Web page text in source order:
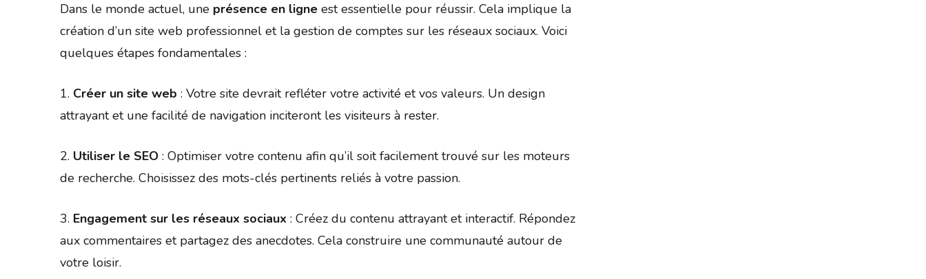
Dans le monde actuel, une présence en ligne est essentielle pour réussir. Cela implique la
création d’un site web professionnel et la gestion de comptes sur les réseaux sociaux. Voici
quelques étapes fondamentales :
1. Créer un site web : Votre site devrait refléter votre activité et vos valeurs. Un design
attrayant et une facilité de navigation inciteront les visiteurs à rester.
2. Utiliser le SEO : Optimiser votre contenu afin qu’il soit facilement trouvé sur les moteurs
de recherche. Choisissez des mots-clés pertinents reliés à votre passion.
3. Engagement sur les réseaux sociaux : Créez du contenu attrayant et interactif. Répondez
aux commentaires et partagez des anecdotes. Cela construire une communauté autour de
votre loisir.